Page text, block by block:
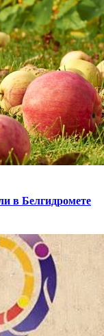
в Белгидромете